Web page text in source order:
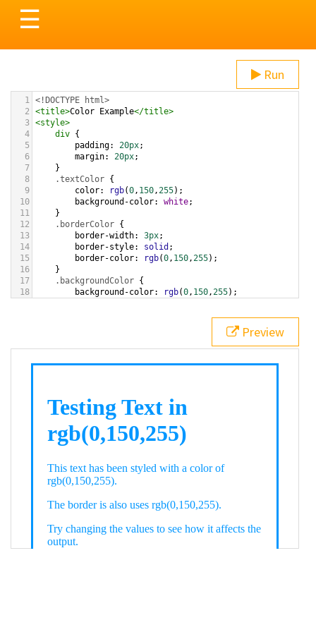
Toggle
navigation
☰
Run
1 <!DOCTYPE html>
2
<title>Color Example</title>
3 <style>
4
div {
5
padding: 20px;
6
margin: 20px;
7
}
8
.textColor {
9
color: rgb(0, 150,255);
10
background-color: white;
11
}
12
.borderColor {
13
border-width: 3px;
14
border-style: solid ;
15
border-color: rgb(0, 150,255);
16
}
17
.backgroundColor {
18
background-color: rgb(0, 150,255);
bottom ,
white, rgb(0,150,255));
div class="textColor borderColor"
< h1>Testing Text in rgb(0,150,255)
Preview